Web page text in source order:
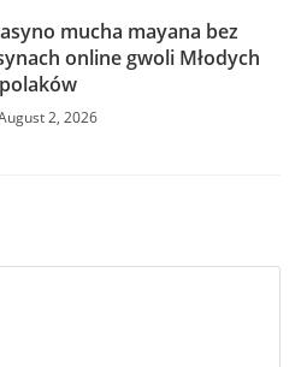
mucha mayana bez
online gwoli Młodych
polaków
2, 2026